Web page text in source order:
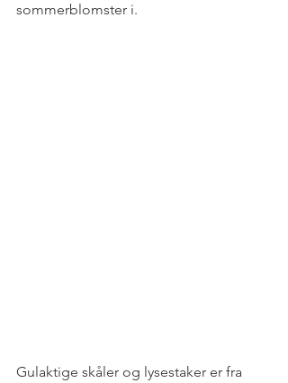
sommerblomster i.
Gulaktige skåler og lysestaker er fra